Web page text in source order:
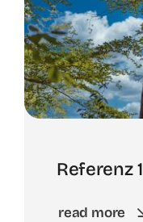
Referenz 1
read more